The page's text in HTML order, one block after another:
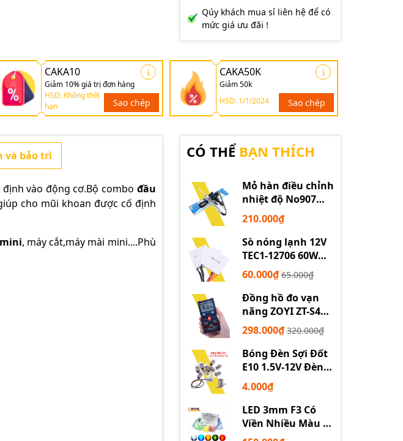
Qúy khách mua sỉ liên hệ để có
mức giá ưu đãi !
CAKA10
Giảm 10% giá trị đơn hàng
HSD: Không thời
hạn
Sao chép
CAKA50K
Giảm 50k
HSD: 1/1/2024
Sao chép
và bảo trì
vào động cơ.Bộ combo đầu
cho mũi khoan được cố định
, máy cắt,máy mài mini....Phù
CÓ THỂ BẠN THÍCH
Mỏ hàn điều chỉnh
nhiệt độ No907
60W 220V loại tốt
210.000₫
Sò nóng lạnh 12V
TEC1-12706 60W
12710 100W 12715
150W
60.000₫ 65.000₫
Đồng hồ đo vạn
năng ZOYI ZT-S4
tự động
298.000₫ 320.000₫
Bóng Đèn Sợi Đốt
E10 1.5V-12V Đèn
Thí Nghiệm STEM
4.000₫
LED 3mm F3 Có
Viền Nhiều Màu –
Trắng Đỏ Xanh